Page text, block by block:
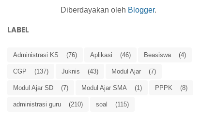
Diberdayakan oleh Blogger.
LABEL
Administrasi KS (76) Aplikasi (46) Beasiswa (4)
CGP (137) Juknis (43) Modul Ajar (7)
Modul Ajar SD (7) Modul Ajar SMA (1) PPPK (8)
administrasi guru (210) soal (115)